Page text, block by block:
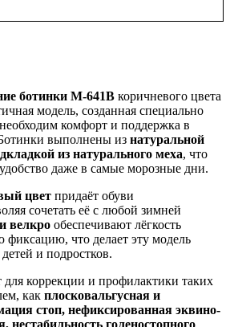
ботинки М-641В коричневого цвета
модель, созданная специально
комфорт и поддержка в
выполнены из натуральной
из натурального меха, что
даже в самые морозные дни.
цвет придаёт обуви
сочетать её с любой зимней
велкро обеспечивают лёгкость
что делает эту модель
и подростков.
коррекции и профилактики таких
как плосковальгусная и
стоп, нефиксированная эквино-
нестабильность голеностопного